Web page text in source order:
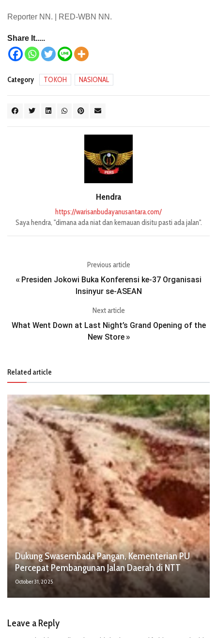
Reporter NN. | RED-WBN NN.
Share It.....
Category TOKOH NASIONAL
Hendra
https://warisanbudayanusantara.com/
Saya hendra, "dimana ada niat dan kemauan disitu pasti ada jalan".
Previous article
« Presiden Jokowi Buka Konferensi ke-37 Organisasi
Insinyur se-ASEAN
Next article
What Went Down at Last Night’s Grand Opening of the
New Store»
Related article
Dukung Swasembada Pangan, Kementerian PU
Percepat Pembangunan Jalan Daerah di NTT
October 31, 2025
Leave a Reply